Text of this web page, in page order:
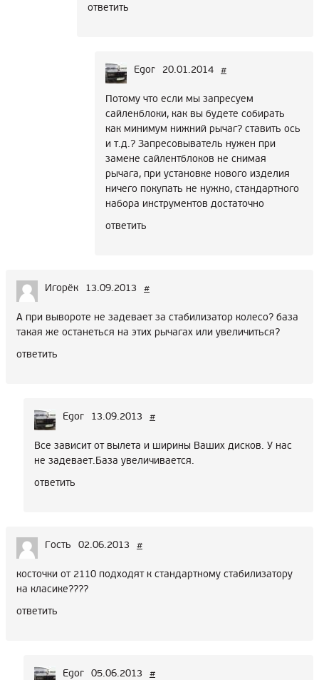
ответить
Egor 20.01.2014 #
Потому что если мы запресуем
сайленблоки, как вы будете собирать
как минимум нижний рычаг? ставить ось
и т.д.? Запресовыватель нужен при
замене сайлентблоков не снимая
рычага, при установке нового изделия
ничего покупать не нужно, стандартного
набора инструментов достаточно
ответить
Игорёк 13.09.2013 #
А при вывороте не задевает за стабилизатор колесо? база
такая же останеться на этих рычагах или увеличиться?
ответить
Egor 13.09.2013 #
Все зависит от вылета и ширины Ваших дисков. У нас
не задевает.База увеличивается.
ответить
Гость 02.06.2013 #
косточки от 2110 подходят к стандартному стабилизатору
на класике????
ответить
Egor 05.06.2013 #